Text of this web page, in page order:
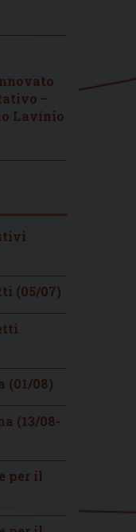
–
Lavinio
(05/07)
(01/08)
(13/08-
per il